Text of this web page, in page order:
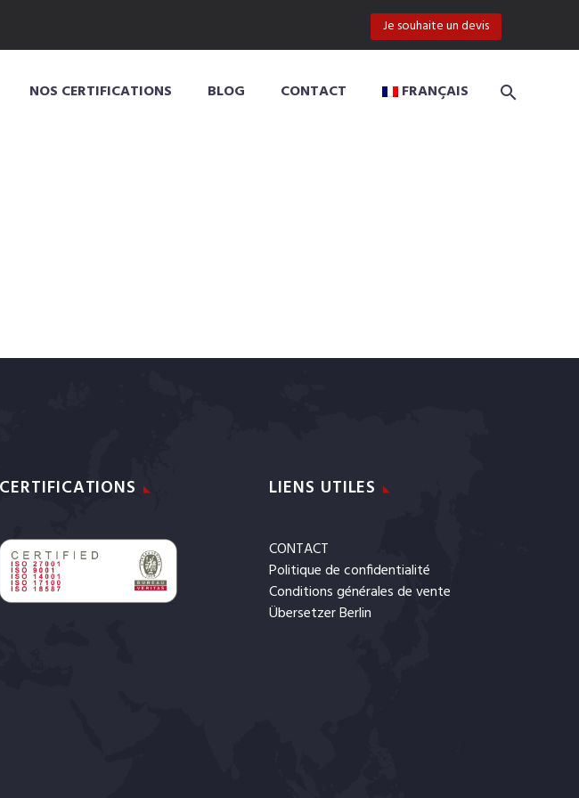
Je souhaite un devis
NOS CERTIFICATIONS BLOG CONTACT FRANÇAIS
CERTIFICATIONS LIENS UTILES
CONTACT
Politique de confidentialité
Conditions générales de vente
Übersetzer Berlin